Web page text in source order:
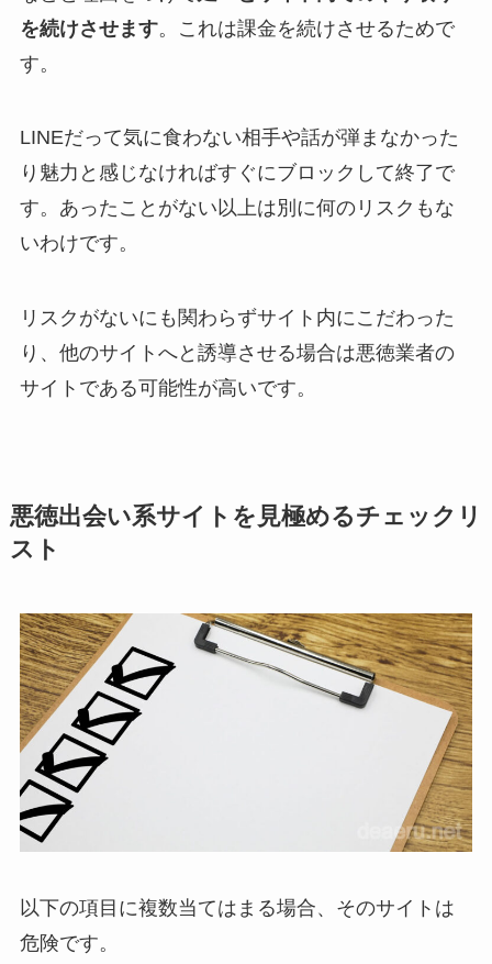
を続けさせます。これは課金を続けさせるためで
す。
LINEだって気に食わない相手や話が弾まなかった
り魅力と感じなければすぐにブロックして終了で
す。あったことがない以上は別に何のリスクもな
いわけです。
リスクがないにも関わらずサイト内にこだわった
り、他のサイトへと誘導させる場合は悪徳業者の
サイトである可能性が高いです。
悪徳出会い系サイトを見極めるチェックリ
スト
以下の項目に複数当てはまる場合、そのサイトは
危険です。